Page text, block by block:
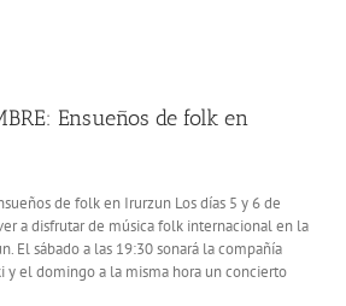
Ensueños de folk en
de folk en Irurzun Los días 5 y 6 de
a disfrutar de música folk internacional en la
El sábado a las 19:30 sonará la compañía
y el domingo a la misma hora un concierto